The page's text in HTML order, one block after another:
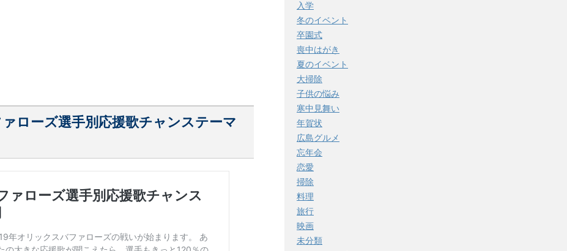
ローズ選手別応援歌チャンステーマ
入学
冬のイベント
卒園式
喪中はがき
夏のイベント
大掃除
子供の悩み
寒中見舞い
年賀状
広島グルメ
忘年会
恋愛
掃除
料理
旅行
映画
未分類